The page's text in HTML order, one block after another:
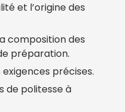
et l’origine des
composition des
préparation.
précises.
de politesse à